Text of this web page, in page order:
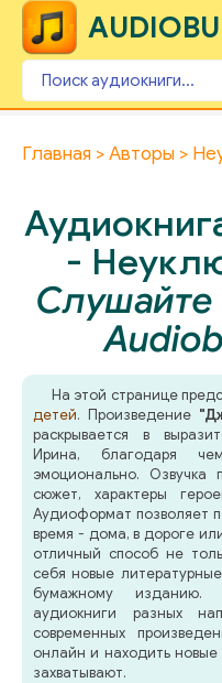
Главная Авторы
-
Слушайте
На этой странице
детей. Произведение
раскрывается в
Ирина, благодаря
эмоционально. Озвучка
сюжет, характеры
Аудиоформат позволяет
время - дома, в дороге
отличный способ не
себя новые
бумажному изданию.
аудиокниги разных
современных
онлайн и находить
захватывают.